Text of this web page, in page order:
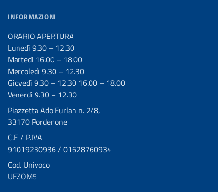
INFORMAZIONI
ORARIO APERTURA
Lunedì 9.30 – 12.30
Martedì 16.00 – 18.00
Mercoledì 9.30 – 12.30
Giovedì 9.30 – 12.30 16.00 – 18.00
Venerdì 9.30 – 12.30
Piazzetta Ado Furlan n. 2/8,
33170 Pordenone
C.F. / P.IVA
91019230936 / 01628760934
Cod. Univoco
UFZOM5